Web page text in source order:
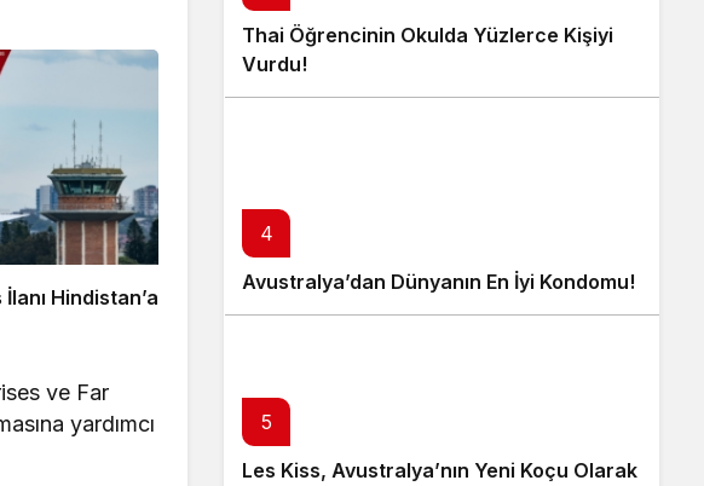
Hindistan’a
ve Far
yardımcı
Thai Öğrencinin Okulda Yüzlerce Kişiyi
Vurdu!
4
Avustralya’dan Dünyanın En İyi Kondomu!
5
Les Kiss, Avustralya’nın Yeni Koçu Olarak